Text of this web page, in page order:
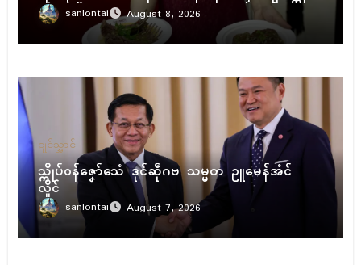
က်ဖ္အောဝ်sanlontai August 8, 2026
ဍုၚ်သ္အာၚ်
သ္ကိုပ်ဝန်ဇၞော်သေံ ဒုၚ်ဆဵုဂဗ သမ္မတ ဥူမေန်အံၚ်
လှိုၚ်
sanlontai August 7, 2026